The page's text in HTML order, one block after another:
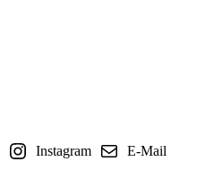
Instagram E-Mail